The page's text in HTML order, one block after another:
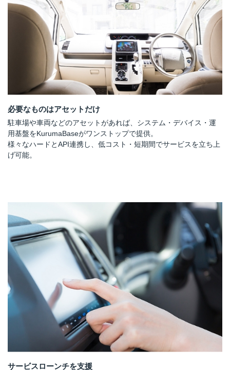
必要なものはアセットだけ
駐車場や車両などのアセットがあれば、システム・デバイス・運
用基盤をKurumaBaseがワンストップで提供。
様々なハードとAPI連携し、低コスト・短期間でサービスを立ち上
げ可能。
サービスローンチを支援